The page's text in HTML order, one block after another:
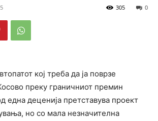
0
305
кој треба да ја поврзе
преку граничниот премин
една деценија претставува проект
но со мала незначителна